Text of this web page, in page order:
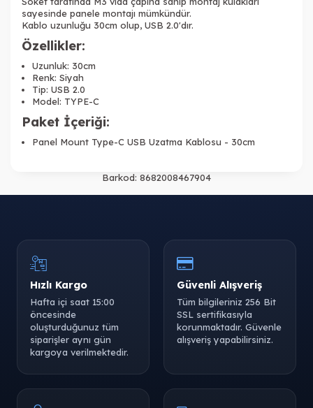
sayesinde panele montajı mümkündür.
Kablo uzunluğu 30cm olup, USB 2.0'dır.
Özellikler:
Uzunluk: 30cm
Renk: Siyah
Tip: USB 2.0
Model: TYPE-C
Paket İçeriği:
Panel Mount Type-C USB Uzatma Kablosu - 30cm
Barkod: 8682008467904
Hızlı Kargo
Hafta içi saat 15:00
öncesinde
oluşturduğunuz tüm
siparişler aynı gün
kargoya verilmektedir.
Güvenli Alışveriş
Tüm bilgileriniz 256 Bit
SSL sertifikasıyla
korunmaktadır. Güvenle
alışveriş yapabilirsiniz.